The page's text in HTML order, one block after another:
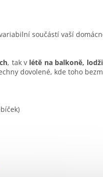
součástí vaší
, tak v létě na balkoně,
dovolené, kde toho